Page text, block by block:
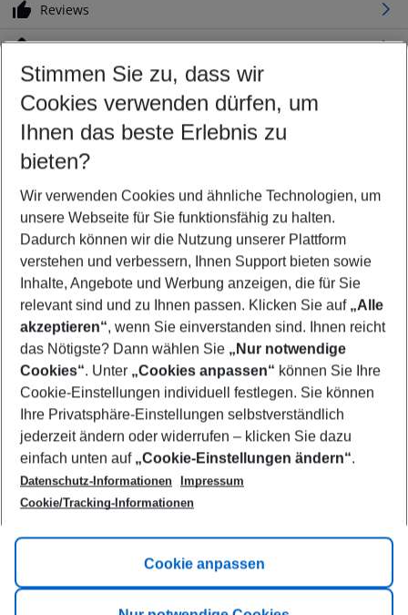
Reviews
Location
Customize your offer
Find the perfect deal which suits your best
Your departure airport
Any airport
Select your date range
10/08/26–08/08/27 5-8 nights
Who will travel
2 adults No children
Show more filter
Footer
Footer navigation
Title A
Link A
Stimmen Sie zu, dass wir
Cookies verwenden dürfen, um
Ihnen das beste Erlebnis zu
bieten?
Wir verwenden Cookies und ähnliche Technologien, um
unsere Webseite für Sie funktionsfähig zu halten.
Dadurch können wir die Nutzung unserer Plattform
verstehen und verbessern, Ihnen Support bieten sowie
Inhalte, Angebote und Werbung anzeigen, die für Sie
relevant sind und zu Ihnen passen. Klicken Sie auf „Alle
akzeptieren“, wenn Sie einverstanden sind. Ihnen reicht
das Nötigste? Dann wählen Sie „Nur notwendige
Cookies“. Unter „Cookies anpassen“ können Sie Ihre
Cookie-Einstellungen individuell festlegen. Sie können
Ihre Privatsphäre-Einstellungen selbstverständlich
jederzeit ändern oder widerrufen – klicken Sie dazu
einfach unten auf „Cookie-Einstellungen ändern“.
Datenschutz-Informationen
Impressum
Cookie/Tracking-Informationen
Cookie anpassen